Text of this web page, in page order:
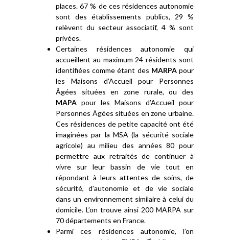
places. 67 % de ces résidences autonomie
sont des établissements publics, 29 %
relèvent du secteur associatif, 4 % sont
privées.
Certaines résidences autonomie qui
accueillent au maximum 24 résidents sont
identifiées comme étant des MARPApour
les Maisons d’Accueil pour Personnes
Âgées situées en zone rurale, ou des
MAPA pour les Maisons d’Accueil pour
Personnes Âgées situées en zone urbaine.
Ces résidences de petite capacité ont été
imaginées par la MSA (la sécurité sociale
agricole) au milieu des années 80 pour
permettre aux retraités de continuer à
vivre sur leur bassin de vie tout en
répondant à leurs attentes de soins, de
sécurité, d’autonomie et de vie sociale
dans un environnement similaire à celui du
domicile. L’on trouve ainsi 200 MARPA sur
70 départements en France.
Parmi ces résidences autonomie, l’on